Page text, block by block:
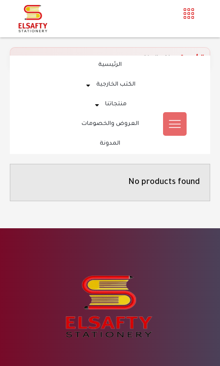
الرئيسية
الكتب الخارجية
منتجاتنا
العروض والخصومات
المدونة
No products found